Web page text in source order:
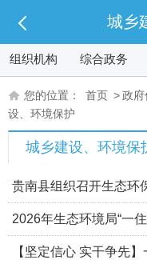
城乡
组织机构 综合政务
您的位置： 首页 >政府
设、环境保护
城乡建设、环境保
贵南县组织召开生态环
2026年生态环境局“一
议调查表汇总
【坚定信心 实干争先